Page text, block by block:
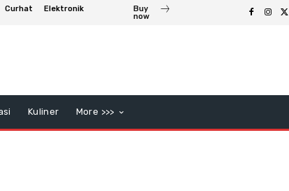
Curhat
Elektronik
Buy
now
Kuliner More >>>